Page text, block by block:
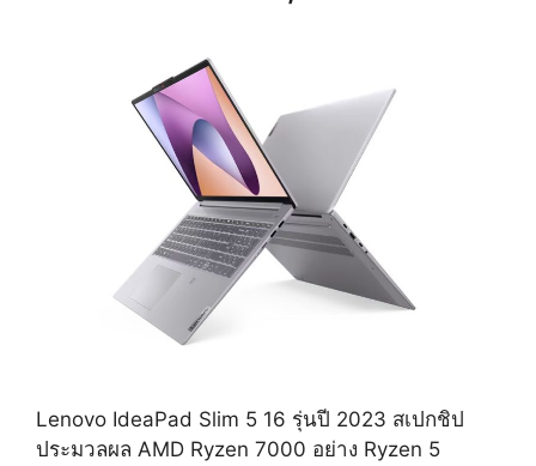
Lenovo IdeaPad Slim 5 16 รุ่นปี 2023 สเปกชิป
ประมวลผล AMD Ryzen 7000 อย่าง Ryzen 5